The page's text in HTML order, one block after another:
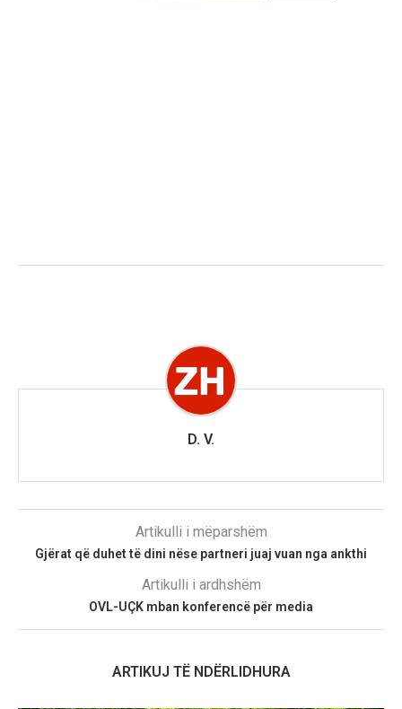
D. V.
Artikulli i mëparshëm
Gjërat që duhet të dini nëse partneri juaj vuan nga ankthi
Artikulli i ardhshëm
OVL-UÇK mban konferencë për media
ARTIKUJ TË NDËRLIDHURA